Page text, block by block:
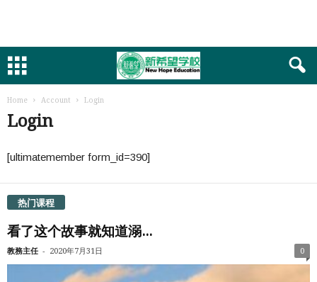
Home Account Login
Login
[ultimatemember form_id=390]
热门课程
看了这个故事就知道溺...
教務主任 - 2020年7月31日 0